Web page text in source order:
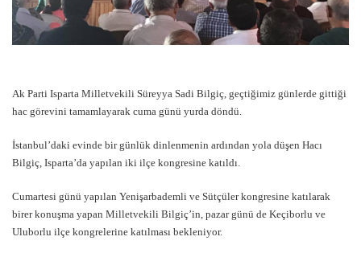
Ak Parti Isparta Milletvekili Süreyya Sadi Bilgiç, geçtiğimiz günlerde gittiği
hac görevini tamamlayarak cuma günü yurda döndü.
İstanbul’daki evinde bir günlük dinlenmenin ardından yola düşen Hacı
Bilgiç, Isparta’da yapılan iki ilçe kongresine katıldı.
Cumartesi günü yapılan Yenişarbademli ve Sütçüler kongresine katılarak
birer konuşma yapan Milletvekili Bilgiç’in, pazar günü de Keçiborlu ve
Uluborlu ilçe kongrelerine katılması bekleniyor.